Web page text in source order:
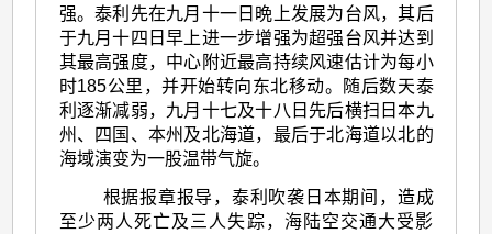
强。泰利先在九月十一日晩上发展为台风，其后
于九月十四日早上进一步增强为超强台风并达到
其最高强度，中心附近最高持续风速估计为每小
时185公里，并开始转向东北移动。随后数天泰
利逐渐减弱，九月十七及十八日先后横扫日本九
州、四国、本州及北海道，最后于北海道以北的
海域演变为一股温带气旋。
根据报章报导，泰利吹袭日本期间，造成
至少两人死亡及三人失踪，海陆空交通大受影